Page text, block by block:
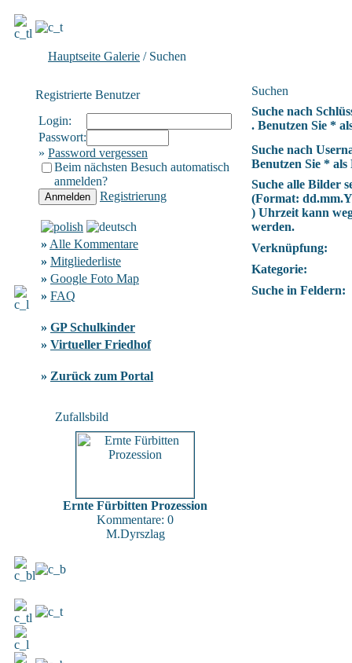
Hauptseite Galerie / Suchen
Registrierte Benutzer
Login:
Passwort:
» Password vergessen
Beim nächsten Besuch automatisch
anmelden?
Registrierung
» Alle Kommentare
» Mitgliederliste
» Google Foto Map
» FAQ
» GP Schulkinder
» Virtueller Friedhof
» Zurück zum Portal
Zufallsbild
Ernte Fürbitten Prozession
Kommentare: 0
M.Dyrszlag
Suchen
Suche nach
. Benutzen Sie *
Suche nach
Benutzen Sie * als
Suche alle Bilder
(Format:
) Uhrzeit kann
werden.
Verknüpfung:
Kategorie:
Suche in Feldern: